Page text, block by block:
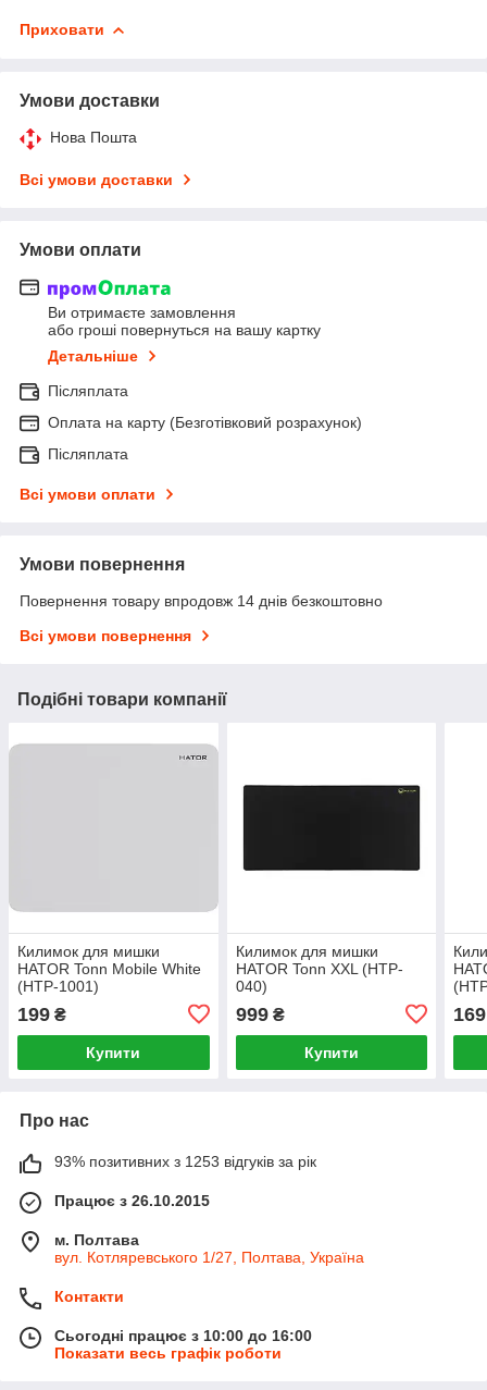
Приховати
Умови доставки
Нова Пошта
Всі умови доставки
Умови оплати
Ви отримаєте замовлення
або гроші повернуться на вашу картку
Детальніше
Післяплата
Оплата на карту (Безготівковий розрахунок)
Післяплата
Всі умови оплати
Умови повернення
Повернення товару впродовж 14 днів безкоштовно
Всі умови повернення
Подібні товари компанії
Килимок для мишки
HATOR Tonn Mobile White
(HTP-1001)
199 ₴
Купити
Килимок для мишки
HATOR Tonn XXL (HTP-
040)
999₴
Купити
169
Про нас
93% позитивних з 1253 відгуків за рік
Працює з 26.10.2015
м. Полтава
вул. Котляревського 1/27, Полтава, Україна
Контакти
Сьогодні працює з 10:00 до 16:00
Показати весь графік роботи